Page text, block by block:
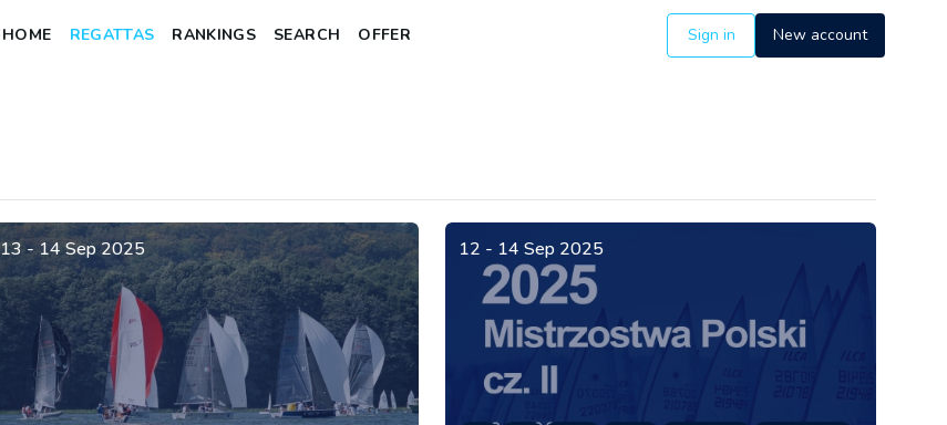
HOME REGATTAS RANKINGS SEARCH OFFER Sign in New account
13 - 14 Sep 2025 12 - 14 Sep 2025